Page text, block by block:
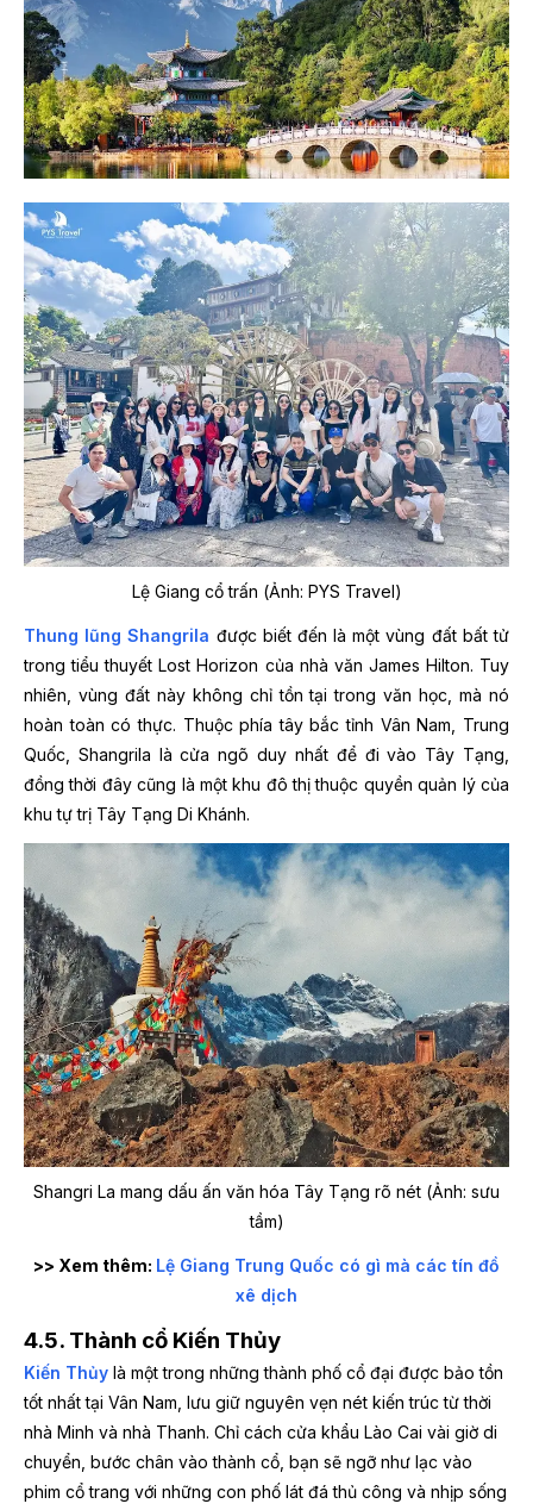
Lệ Giang cổ trấn (Ảnh: PYS Travel)
Thung lũng Shangrila được biết đến là một vùng đất bất tử
trong tiểu thuyết Lost Horizon của nhà văn James Hilton. Tuy
nhiên, vùng đất này không chỉ tồn tại trong văn học, mà nó
hoàn toàn có thực. Thuộc phía tây bắc tỉnh Vân Nam, Trung
Quốc, Shangrila là cửa ngõ duy nhất để đi vào Tây Tạng,
đồng thời đây cũng là một khu đô thị thuộc quyền quản lý của
khu tự trị Tây Tạng Di Khánh.
Shangri La mang dấu ấn văn hóa Tây Tạng rõ nét (Ảnh: sưu
tầm)
>> Xem thêm: Lệ Giang Trung Quốc có gì mà các tín đồ
xê dịch
4.5. Thành cổ Kiến Thủy
Kiến Thủy là một trong những thành phố cổ đại được bảo tồn
tốt nhất tại Vân Nam, lưu giữ nguyên vẹn nét kiến trúc từ thời
nhà Minh và nhà Thanh. Chỉ cách cửa khẩu Lào Cai vài giờ di
chuyển, bước chân vào thành cổ, bạn sẽ ngỡ như lạc vào
phim cổ trang với những con phố lát đá thủ công và nhịp sống